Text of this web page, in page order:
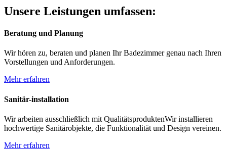
Unsere Leistungen umfassen:
Beratung und Planung
Wir hören zu, beraten und planen Ihr Badezimmer genau nach Ihren
Vorstellungen und Anforderungen.
Mehr erfahren
Sanitär-installation
Wir arbeiten ausschließlich mit QualitätsproduktenWir installieren
hochwertige Sanitärobjekte, die Funktionalität und Design vereinen.
Mehr erfahren